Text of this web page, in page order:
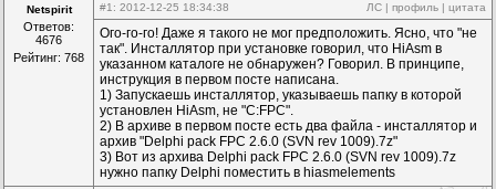
Netspirit
Ответов:
4676
Рейтинг: 768
#1 : 2012-12-25 18:34:38 ЛС | профиль | цитата
Ого-го-го! Даже я такого не мог предположить. Ясно, что "не
так". Инсталлятор при установке говорил, что HiAsm в
указанном каталоге не обнаружен? Говорил. В принципе,
инструкция в первом посте написана.
1) Запускаешь инсталлятор, указываешь папку в которой
установлен HiAsm, не "C:FPC".
2) В архиве в первом посте есть два файла - инсталлятор и
архив "Delphi pack FPC 2.6.0 (SVN rev 1009).7z"
3) Вот из архива Delphi pack FPC 2.6.0 (SVN rev 1009).7z
нужно папку Delphi поместить в hiasmelements